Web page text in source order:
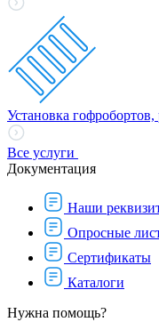
Установка
Все услуги
Документация
Наши
Опросные
Сертификаты
Каталоги
Нужна помощь?